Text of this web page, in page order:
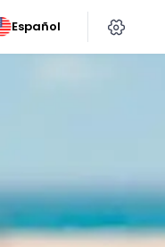
Español